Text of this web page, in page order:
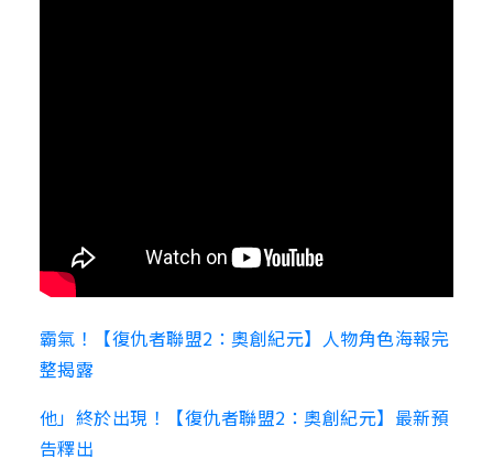
霸氣！【復仇者聯盟2：奧創紀元】人物角色海報完
整揭露
他」終於出現！【復仇者聯盟2：奧創紀元】最新預
告釋出